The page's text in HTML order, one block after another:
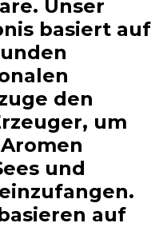
Unser
basiert auf
den
um
und
auf